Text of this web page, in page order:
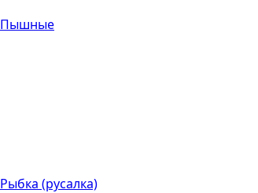
Пышные
Рыбка (русалка)